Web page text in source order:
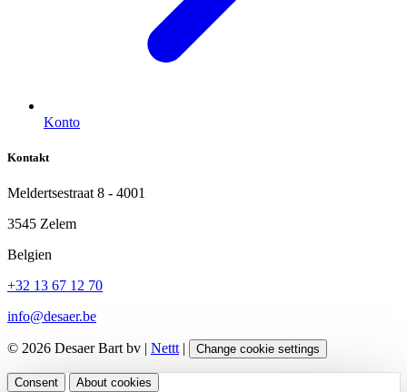
Konto
Kontakt
Meldertsestraat 8 - 4001
3545 Zelem
Belgien
+32 13 67 12 70
info@desaer.be
© 2026 Desaer Bart bv | Nettt | Change cookie settings
Consent About cookies